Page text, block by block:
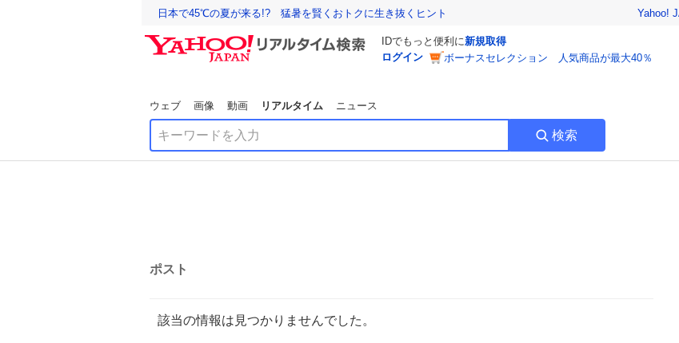
日本で45℃の夏が来る!? 猛暑を賢くおトクに生き抜くヒント Yahoo!
IDでもっと便利に新規取得
ログイン
ボーナスセレクション 人気商品が最大40％
ウェブ 画像 動画 リアルタイム ニュース
検索
ポスト
該当の情報は見つかりませんでした。